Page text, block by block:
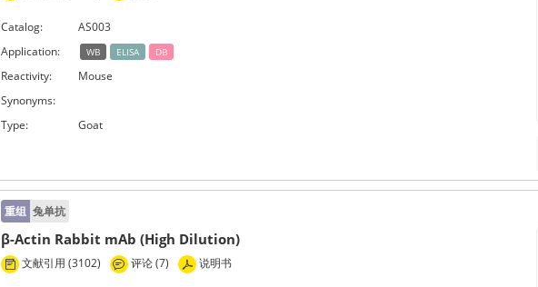
Catalog:
AS003
Application:
WB ELISA DB
Reactivity:
Mouse
Synonyms:
Type:
Goat
重组 兔单抗
β-Actin Rabbit mAb (High Dilution)
文献引用 (3102) 评论 (7) 说明书